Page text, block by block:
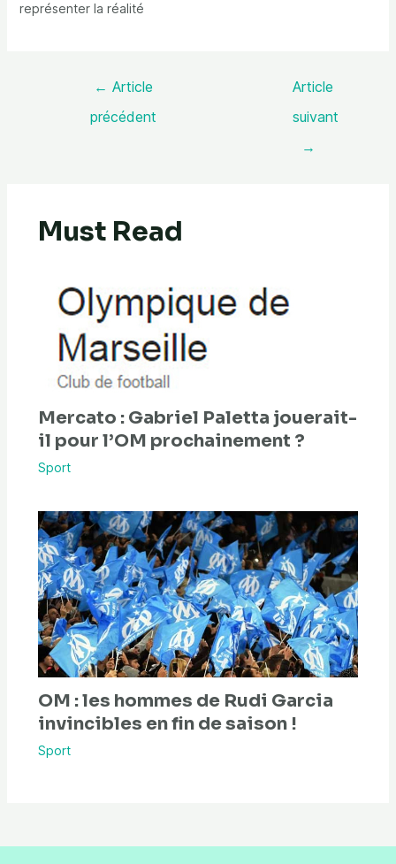
représenter la réalité
← Article
précédent
Article
suivant
→
Must Read
Mercato : Gabriel Paletta jouerait-
il pour l’OM prochainement ?
Sport
OM : les hommes de Rudi Garcia
invincibles en fin de saison !
Sport